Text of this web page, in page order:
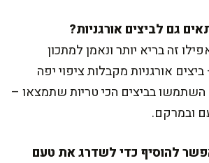
זה בריא יותר ונאמן למתכון
אורגניות מקבלות ציפוי יפה
השתמשו בביצים הכי טריות שתמצאו –
ובמרקם.
אפשר להוסיף כדי לשדרג את טעם